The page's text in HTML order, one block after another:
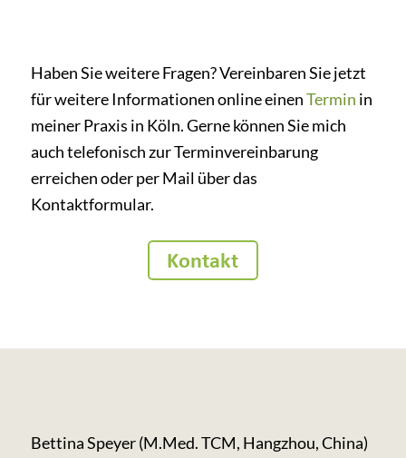
Haben Sie weitere Fragen? Vereinbaren Sie jetzt
für weitere Informationen online einenTermin in
meiner Praxis in Köln. Gerne können Sie mich
auch telefonisch zur Terminvereinbarung
erreichen oder per Mail über das
Kontaktformular.
Bettina Speyer (M.Med. TCM, Hangzhou, China)